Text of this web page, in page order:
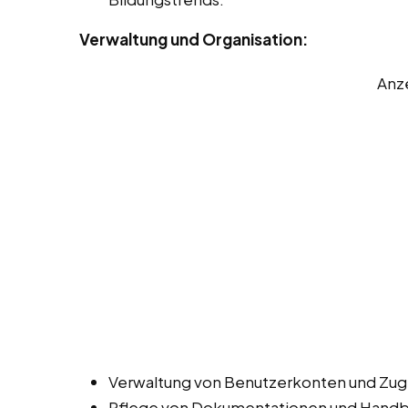
Verwaltung und Organisation:
Verwaltung von Benutzerkonten und